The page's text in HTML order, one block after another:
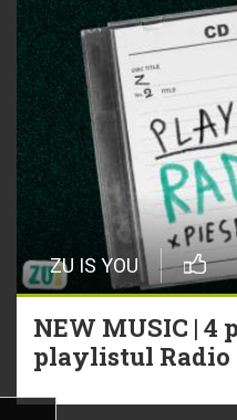
ZU IS YOU
NEW MUSIC | 4
playlistul Radio